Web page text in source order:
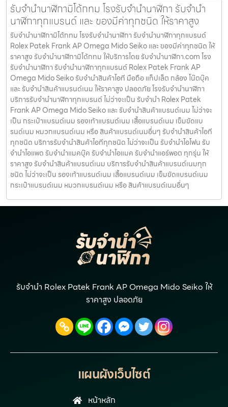
รับจำนำนาฬิกามิโด้กทม โรงรับจำนำนาฬิกา รับจำนำ
นาฬิกาทุกแบรนด์ และ ของมีค่าทุกชนิด ให้ราคาสูง
รับจำนำนาฬิกามิโด้กทม โรงรับจำนำนาฬิกา รับจำนำนาฬิกาทุกแบรนด์
Rolex Patek Frank AP Omega Mido Seiko และ ของมีค่าทุกชนิด ให้
ราคาสูง รับจำนำนาฬิกามิโด้กทม ให้บริการโดย รับจํานํานาฬิกา.com โรง
รับจำนำนาฬิกา รับจำนำนาฬิกาทุกแบรนด์ Rolex Patek Frank AP
Omega Mido Seiko รับจำนำสินค้าไอที มือถือ แท็ปเล็ต กล้อง โน๊ตบุ๊ค
และ รับจำนำสินค้าแบรนด์เนม ให้ราคาสูง ปลอดภัย โรงรับจำนำนาฬิกา
บริการรับจำนำนาฬิกาทุกแบรนด์ ไม่ว่าจะเป็น รับจำนำ Rolex Patek
Frank AP Omega Mido Seiko และ รับจำนำสินค้าแบรนด์เนม ไม่ว่าจะ
เป็น กระเป๋าแบรนด์เนม รองเท้าแบรนด์เนม เสื้อแบรนด์เนม เข็มขัดแบ
รนด์เนม หมวกแบรนด์เนม หรือ สินค้าแบรนด์เนมอื่นๆ รับจำนำสินค้าไอที
ทุกชนิด บริการรับจำนำสินค้าไอทีทุกชนิด ไม่ว่าจะเป็น รับจำนำไอโฟน รับ
จำนำไอแพด รับจำนำแมคบุ๊ค รับจำนำไอแมค รับจำนำแอร์พอต ทุกรุ่น ให้
ราคาสูง รับจำนำสินค้าแบรนด์เนม บริการรับจำนำสินค้าแบรนด์เนมทุก
ชนิด ไม่ว่าจะเป็น รองเท้าแบรนด์เนม เสื้อแบรนด์เนม เข็มขัดแบรนด์เนม
กระเป๋าแบรนด์เนม หมวกแบรนด์เนม หรือ สินค้าแบรนด์เนมอื่นๆ
รับจำนำ Rolex Patek Frank AP Omega Mido Seiko ให้
ราคาสูง ปลอดภัย
แผนผังเว็บไซต์
หน้าหลัก